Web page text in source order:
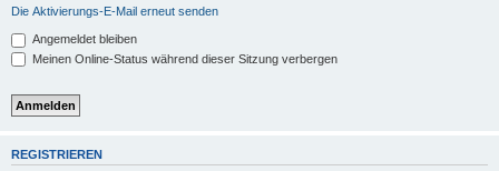
Die Aktivierungs-E-Mail erneut senden
Angemeldet bleiben
Meinen Online-Status während dieser Sitzung verbergen
REGISTRIEREN